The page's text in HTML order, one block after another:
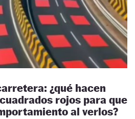
¿qué hacen
rojos para que
al verlos?